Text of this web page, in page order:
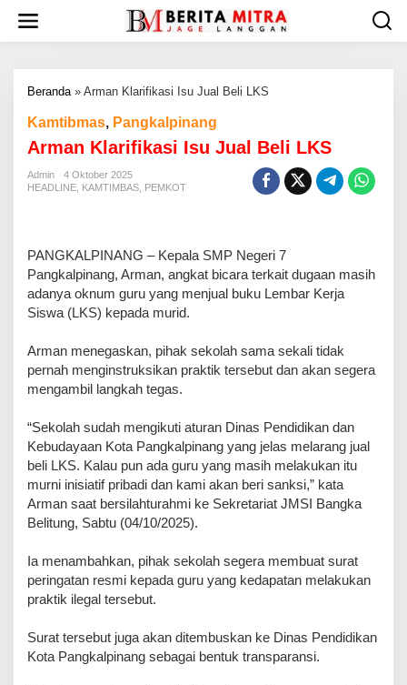
w
Beranda» Arman Klarifikasi Isu Jual Beli LKS
Kamtibmas, Pangkalpinang
Arman Klarifikasi Isu Jual Beli LKS
Admin
4 Oktober 2025
HEADLINE KAMTIMBAS PEMKOT
PANGKALPINANG – Kepala SMP Negeri 7
Pangkalpinang, Arman, angkat bicara terkait dugaan masih
adanya oknum guru yang menjual buku Lembar Kerja
Siswa (LKS) kepada murid.
Arman menegaskan, pihak sekolah sama sekali tidak
pernah menginstruksikan praktik tersebut dan akan segera
mengambil langkah tegas.
“Sekolah sudah mengikuti aturan Dinas Pendidikan dan
Kebudayaan Kota Pangkalpinang yang jelas melarang jual
beli LKS. Kalau pun ada guru yang masih melakukan itu
murni inisiatif pribadi dan kami akan beri sanksi,” kata
Arman saat bersilahturahmi ke Sekretariat JMSI Bangka
Belitung, Sabtu (04/10/2025).
Ia menambahkan, pihak sekolah segera membuat surat
peringatan resmi kepada guru yang kedapatan melakukan
praktik ilegal tersebut.
Surat tersebut juga akan ditembuskan ke Dinas Pendidikan
Kota Pangkalpinang sebagai bentuk transparansi.